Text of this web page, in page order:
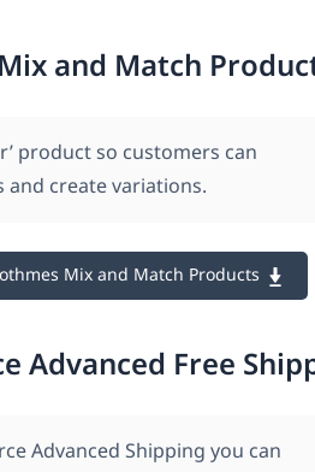
and Match
product so customers can
create variations.
Mix and Match Products
Advanced Free
Advanced Shipping you can